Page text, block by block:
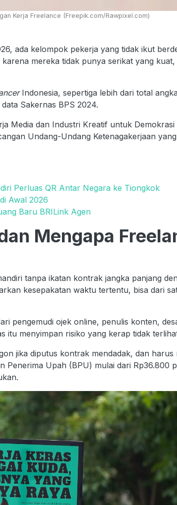
Kerja Freelance (Freepik.com/Rawpixel.com)
ada kelompok pekerja yang tidak ikut
mereka tidak punya serikat yang kuat,
Indonesia, sepertiga lebih dari total
Sakernas BPS 2024.
Media dan Industri Kreatif untuk Demokrasi
Undang-Undang Ketenagakerjaan
Perluas QR Antar Negara ke Tiongkok
Awal 2026
Baru BRILink Agen
Mengapa
tanpa ikatan kontrak jangka panjang
kesepakatan waktu tertentu, bisa dari
pengemudi ojek online, penulis konten,
itu menyimpan risiko yang kerap tidak
jika diputus kontrak mendadak, dan harus
Penerima Upah (BPU) mulai dari Rp36.800